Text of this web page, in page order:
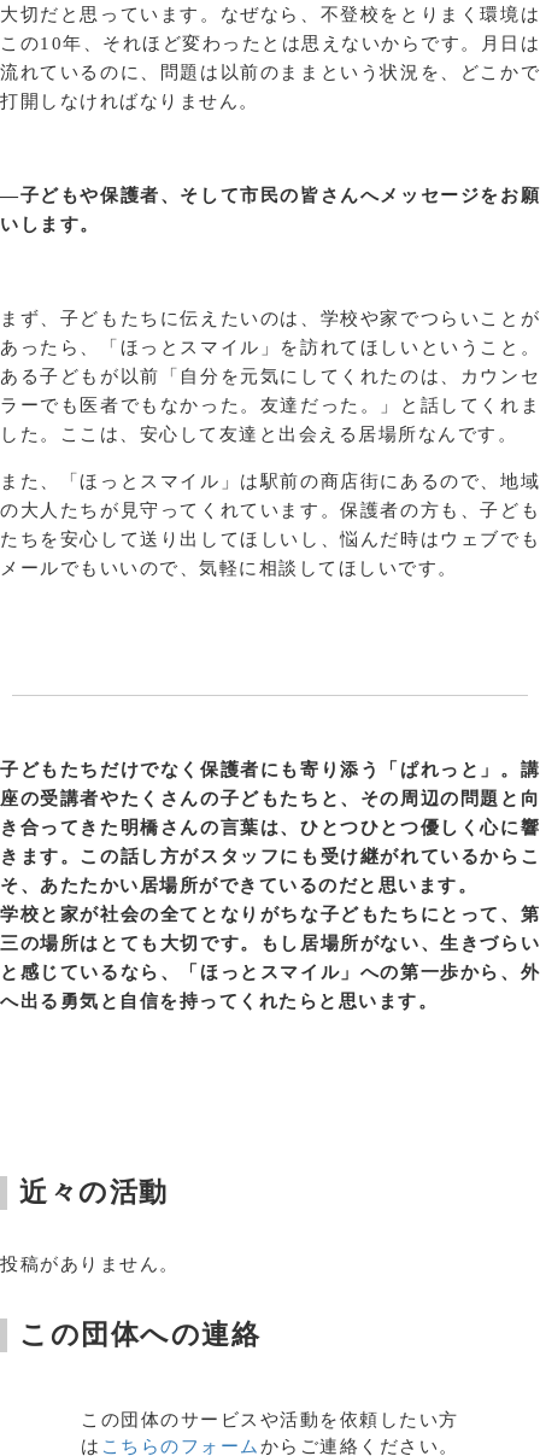
大切だと思っています。なぜなら、不登校をとりまく環境は
この10年、それほど変わったとは思えないからです。月日は
流れているのに、問題は以前のままという状況を、どこかで
打開しなければなりません。
—子どもや保護者、そして市民の皆さんへメッセージをお願
いします。
まず、子どもたちに伝えたいのは、学校や家でつらいことが
あったら、「ほっとスマイル」を訪れてほしいということ。
ある子どもが以前「自分を元気にしてくれたのは、カウンセ
ラーでも医者でもなかった。友達だった。」と話してくれま
した。ここは、安心して友達と出会える居場所なんです。
また、「ほっとスマイル」は駅前の商店街にあるので、地域
の大人たちが見守ってくれています。保護者の方も、子ども
たちを安心して送り出してほしいし、悩んだ時はウェブでも
メールでもいいので、気軽に相談してほしいです。
子どもたちだけでなく保護者にも寄り添う「ぱれっと」。講
座の受講者やたくさんの子どもたちと、その周辺の問題と向
き合ってきた明橋さんの言葉は、ひとつひとつ優しく心に響
きます。この話し方がスタッフにも受け継がれているからこ
そ、あたたかい居場所ができているのだと思います。
学校と家が社会の全てとなりがちな子どもたちにとって、第
三の場所はとても大切です。もし居場所がない、生きづらい
と感じているなら、「ほっとスマイル」への第一歩から、外
へ出る勇気と自信を持ってくれたらと思います。
近々の活動
投稿がありません。
この団体への連絡
この団体のサービスや活動を依頼したい方
は こちらのフォーム からご連絡ください。